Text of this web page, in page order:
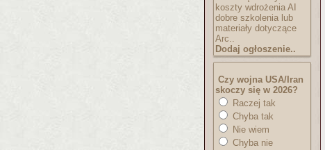
koszty wdrożenia AI
dobre szkolenia lub
materiały dotyczące
Arc..
Dodaj ogłoszenie..
Czy wojna USA/Iran
skoczy się w 2026?
Raczej tak
Chyba tak
Nie wiem
Chyba nie